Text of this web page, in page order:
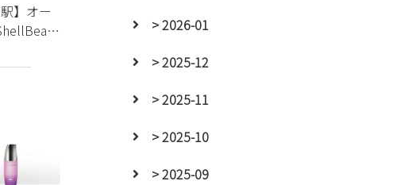
】オー
セール
ン・オ
> 2026-01
> 2025-12
> 2025-11
> 2025-10
> 2025-09